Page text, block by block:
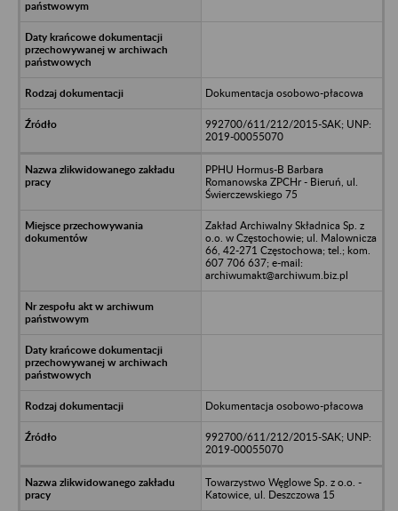
Dokumentacja osobowo-płacowa
992700/611/212/2015-SAK; UNP:
2019-00055070
PPHU Hormus-B Barbara
Romanowska ZPCHr - Bieruń, ul.
Świerczewskiego 75
Zakład Archiwalny Składnica Sp. z
o.o. w Częstochowie; ul. Malownicza
66, 42-271 Częstochowa; tel.; kom.
607 706 637; e-mail:
archiwumakt@archiwum.biz.pl
Dokumentacja osobowo-płacowa
992700/611/212/2015-SAK; UNP:
2019-00055070
Towarzystwo Węglowe Sp. z o.o. -
Katowice, ul. Deszczowa 15